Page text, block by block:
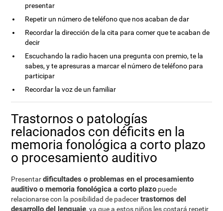
presentar
Repetir un número de teléfono que nos acaban de dar
Recordar la dirección de la cita para comer que te acaban de
decir
Escuchando la radio hacen una pregunta con premio, te la
sabes, y te apresuras a marcar el número de teléfono para
participar
Recordar la voz de un familiar
Trastornos o patologías
relacionados con déficits en la
memoria fonológica a corto plazo
o procesamiento auditivo
Presentardificultades o problemas en el procesamiento
auditivo o memoria fonológica a corto plazo puede
relacionarse con la posibilidad de padecertrastornos del
desarrollo del lenguaje, ya que a estos niños les costará repetir